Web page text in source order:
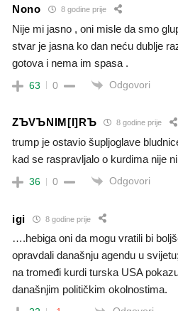
Nono 8 godine prije
Nije mi jasno , oni misle da smo
stvar je jasna ko dan neću dublje
gotova i nema im spasa .
63 0 Odgovori
ZЪVЪNIM[I]RЪ 8 godine prije
trump je ostavio šupljoglave
kad se raspravljalo o kurdima nije
36 0 Odgovori
igi 8 godine prije
….hebiga oni da mogu vratili bi
opravdali današnju agendu u
na tromeđi kurdi turska USA
današnjim političkim okolnostima.